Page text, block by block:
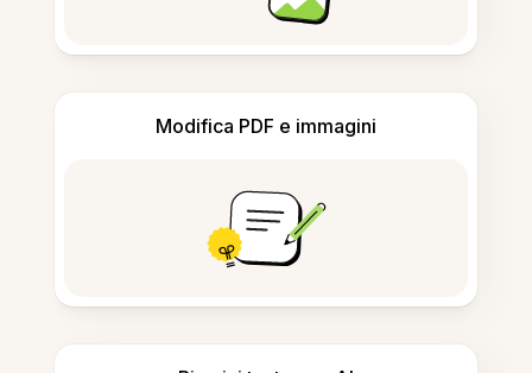
Modifica PDF e immagini